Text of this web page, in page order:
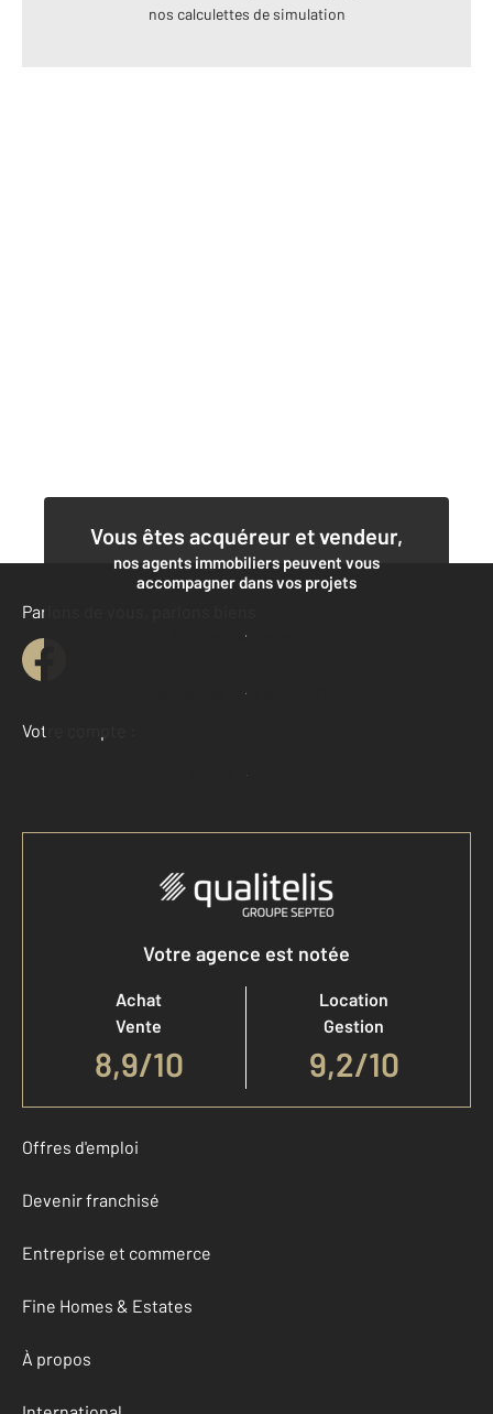
nos calculettes de simulation
Vous êtes acquéreur et vendeur,
nos agents immobiliers peuvent vous
accompagner dans vos projets
Contacter l'agence
Demander une estimation
Parlons de vous, parlons biens
Votre compte :
Accéder à mon compte
Votre agence est notée
Achat
Vente
8,9/10
Location
Gestion
9,2/10
Offres d'emploi
Devenir franchisé
Entreprise et commerce
Fine Homes & Estates
À propos